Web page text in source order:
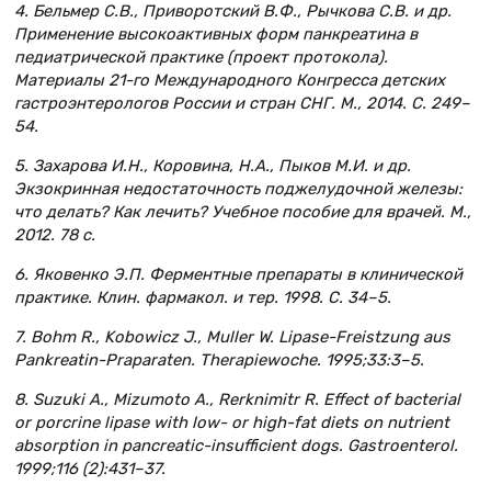
4. Бельмер С.В., Приворотский В.Ф., Рычкова С.В. и др.
Применение высокоактивных форм панкреатина в
педиатрической практике (проект протокола).
Материалы 21-го Международного Конгресса детских
гастроэнтерологов России и стран СНГ. М., 2014. С. 249–
54.
5. Захарова И.Н., Коровина, Н.А., Пыков М.И. и др.
Экзокринная недостаточность поджелудочной железы:
что делать? Как лечить? Учебное пособие для врачей. М.,
2012. 78 с.
6. Яковенко Э.П. Ферментные препараты в клинической
практике. Клин. фармакол. и тер. 1998. С. 34–5.
7. Bohm R., Kobowicz J., Muller W. Lipase-Freistzung aus
Pankreatin-Praparaten. Therapiewoche. 1995;33:3–5.
8. Suzuki A., Mizumoto A., Rerknimitr R. Effect of bacterial
or porcrine lipase with low- or high-fat diets on nutrient
absorption in pancreatic-insufficient dogs. Gastroenterol.
1999;116 (2):431–37.